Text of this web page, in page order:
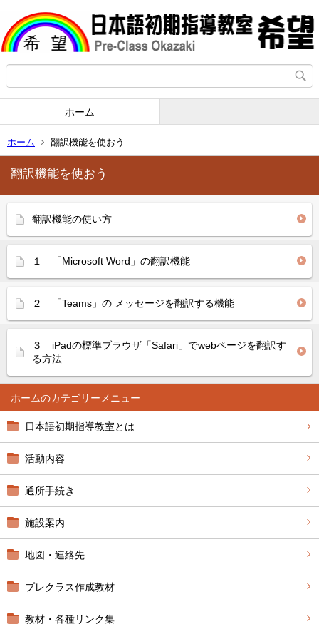
ホーム
ホーム 翻訳機能を使おう
ホーム
日本語初期指導教室とは
活動内容
通所手続き
施設案内
地図・連絡先
プレクラス作成教材
教材・各種リンク集
翻訳機能を使おう
翻訳機能の使い方
１ 「Microsoft Word」の翻訳機能
２ 「Teams」の メッセージを翻訳する機能
３ iPadの標準ブラウザ「Safari」でwebページを翻訳す
る方法